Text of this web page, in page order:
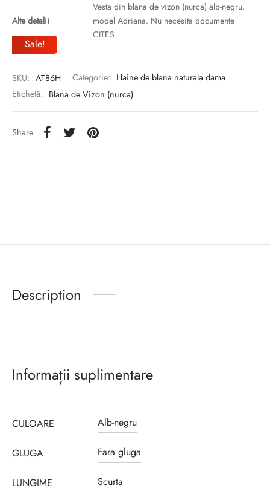
Sale!
Alte detalii
Vesta din blana de vizon (nurca) alb-negru,
model Adriana. Nu necesita documente
CITES.
SKU: AT86H Categorie: Haine de blana naturala dama
Etichetă: Blana de Vizon (nurca)
Share
Description
Informații suplimentare
CULOARE Alb-negru
GLUGA Fara gluga
LUNGIME Scurta